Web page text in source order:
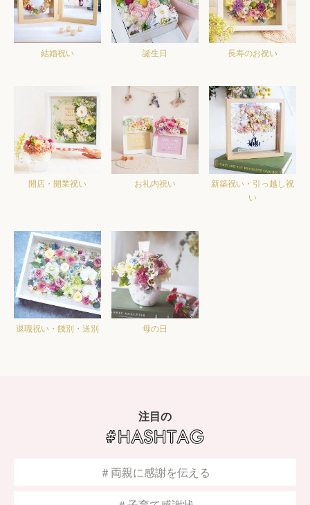
結婚祝い 誕生日 長寿のお祝い
開店・開業祝い お礼内祝い
新築祝い・引っ越し祝
い
退職祝い・餞別・送別 母の日
注目の
＃両親に感謝を伝える